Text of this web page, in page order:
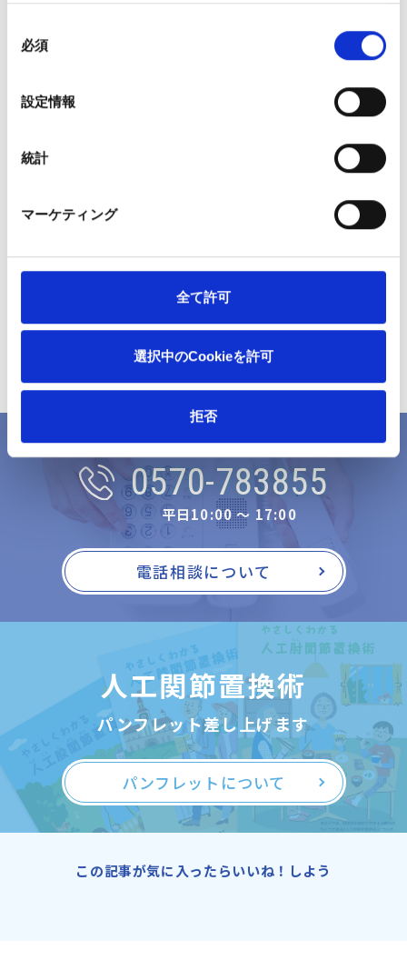
必須
設定情報
統計
マーケティング
全て許可
選択中のCookieを許可
拒否
ナヤミハココヘ
0570-783855
平日10:00 〜 17:00
電話相談について
人工関節置換術
パンフレット差し上げます
パンフレットについて
この記事が気に入ったらいいね！しよう